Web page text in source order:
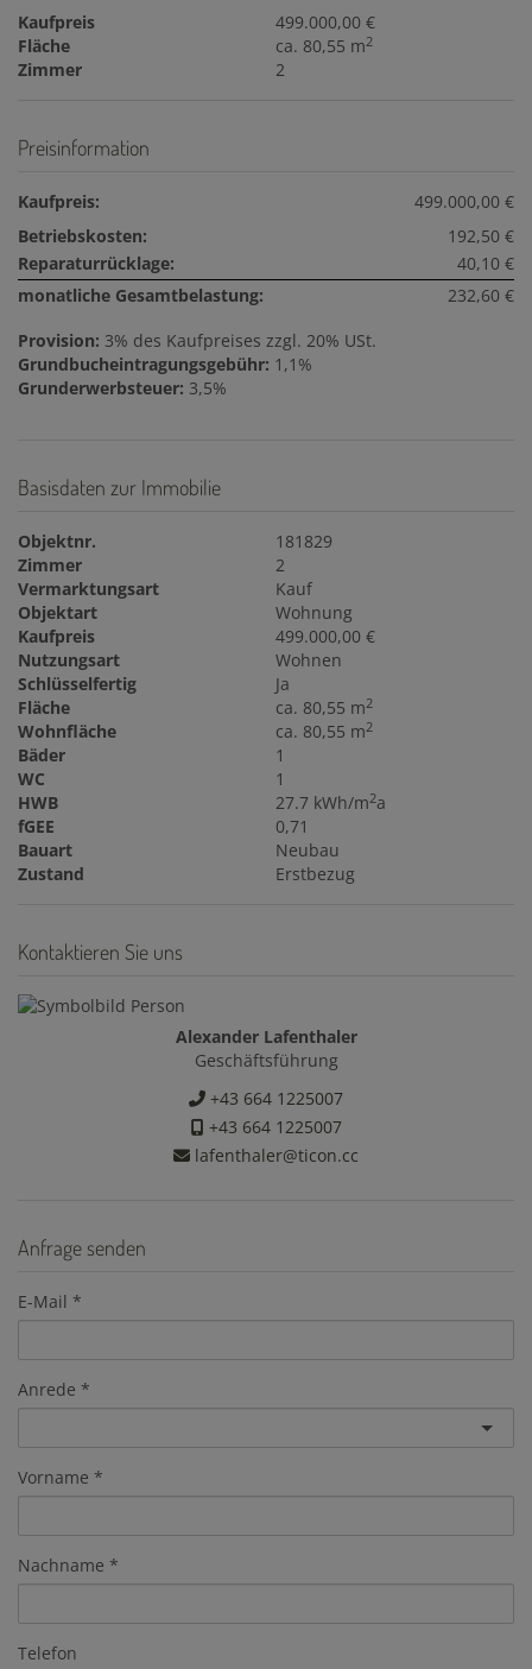
Kaufpreis
499.000,00 €
Fläche
ca. 80,55 m2
Zimmer 2
Preisinformation
Kaufpreis:
499.000,00 €
Betriebskosten:
192,50 €
Reparaturrücklage:
40,10 €
monatliche Gesamtbelastung:
232,60 €
Provision: 3% des Kaufpreises zzgl. 20% USt.
Grundbucheintragungsgebühr: 1,1%
Grunderwerbsteuer: 3,5%
Basisdaten zur Immobilie
Objektnr.
181829
Zimmer
2
Vermarktungsart
Kauf
Objektart
Wohnung
Kaufpreis
499.000,00 €
Nutzungsart
Wohnen
Schlüsselfertig
Ja
Fläche
ca. 80,55 m2
Wohnfläche ca. 80,55 m2
Bäder
1
WC
1
HWB
27.7 kWh/m2a
fGEE
0,71
Bauart
Neubau
Zustand
Erstbezug
Kontaktieren Sie uns
Alexander Lafenthaler
Geschäftsführung
+43 664 1225007
+43 664 1225007
lafenthaler@ticon.cc
Anfrage senden
E-Mail
Anrede
Vorname
Nachname
Telefon